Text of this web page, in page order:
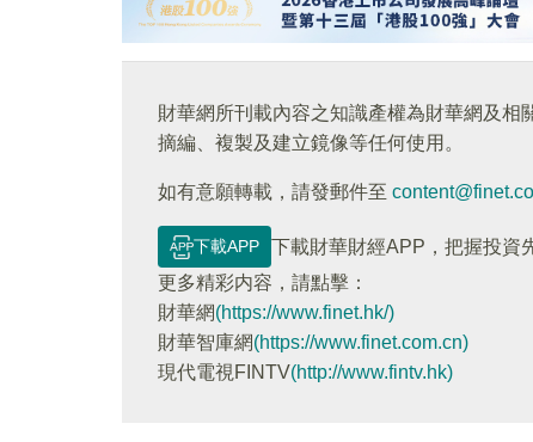
財華網所刊載內容之知識產權為財華網及相
摘編、複製及建立鏡像等任何使用。
如有意願轉載，請發郵件至
下載APP
下載財華財經APP，把握投資
更多精彩内容，請點擊：
財華網(https://www.finet.hk/)
財華智庫網(https://www.finet.com.cn)
現代電視FINTV(http://www.fintv.hk)